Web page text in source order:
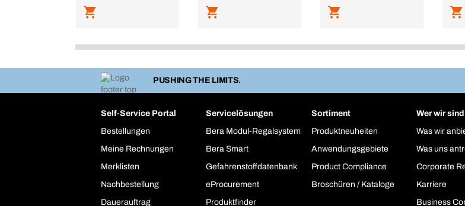
PUSHING THE LIMITS.
Self-Service Portal
Bestellungen
Meine Rechnungen
Merklisten
Nachbestellung
Dauerauftrag
Servicelösungen
Bera Modul-Regalsystem
Bera Smart
Gefahrenstoffdatenbank
eProcurement
Produktfinder
Sortiment
Produktneuheiten
Anwendungsgebiete
Product Compliance
Broschüren / Kataloge
Wer wir sind
Was wir
Was uns
Corporate
Karriere
Business